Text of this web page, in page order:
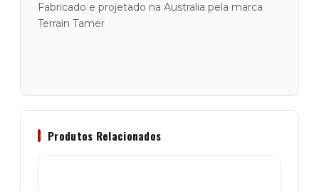
Fabricado e projetado na Australia pela marca
Terrain Tamer
Produtos Relacionados